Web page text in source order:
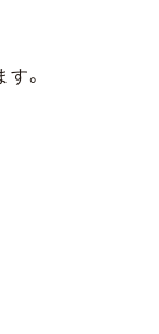
。